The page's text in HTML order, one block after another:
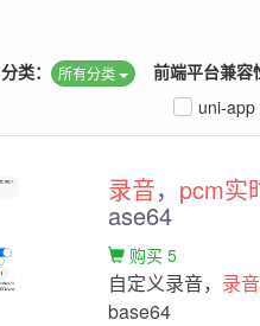
前端平台兼容
分类： 所有分类
uni-app
录音， pcm实
ase64
购买 5
自定义录音， 录
base64